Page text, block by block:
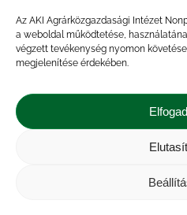
Az AKI Agrárközgazdasági Intézet
a weboldal működtetése,
végzett tevékenység nyomon
megjelenítése érdekében.
csomagolóhelyi árai
Agrárpiac ,Hírek ,Kiadvány
2025 első hét